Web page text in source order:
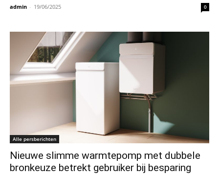
admin - 19/06/2025 0
Alle persberichten
Nieuwe slimme warmtepomp met dubbele
bronkeuze betrekt gebruiker bij besparing